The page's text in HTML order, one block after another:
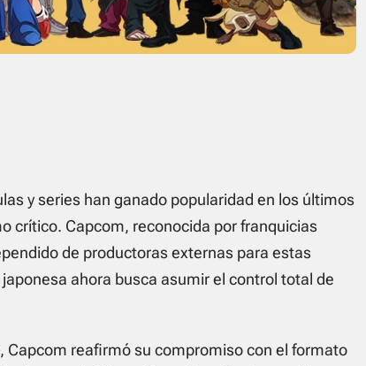
y series han ganado popularidad en los últimos
crítico. Capcom, reconocida por franquicias
de productoras externas para estas
ahora busca asumir el control total de
Capcom reafirmó su compromiso con el formato